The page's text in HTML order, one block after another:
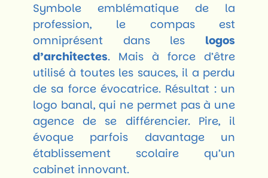
Symbole emblématique de la
profession, le compas est
omniprésent dans les logos
d’architectes. Mais à force d’être
utilisé à toutes les sauces, il a perdu
de sa force évocatrice. Résultat : un
logo banal, qui ne permet pas à une
agence de se différencier. Pire, il
évoque parfois davantage un
établissement scolaire qu’un
cabinet innovant.